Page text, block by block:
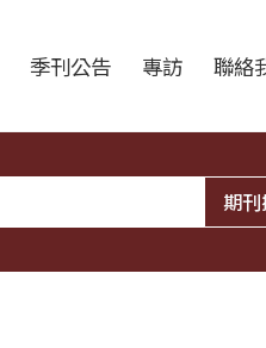
季刊公告 專訪 聯絡